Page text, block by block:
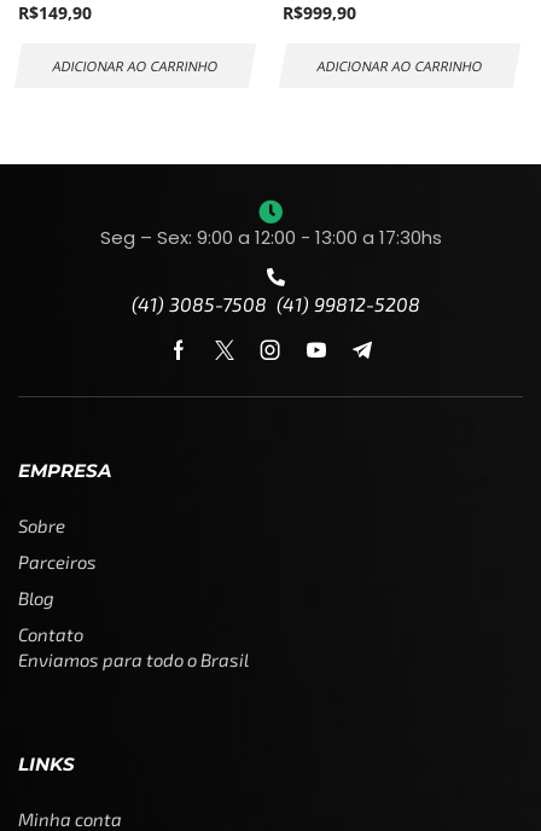
R$149,90
ADICIONAR AO CARRINHO
R$999,90
ADICIONAR AO CARRINHO
Seg – Sex: 9:00 a 12:00 - 13:00 a 17:30hs
(41) 3085-7508 (41) 99812-5208
EMPRESA
Sobre
Parceiros
Blog
Contato
Enviamos para todo o Brasil
LINKS
Minha conta